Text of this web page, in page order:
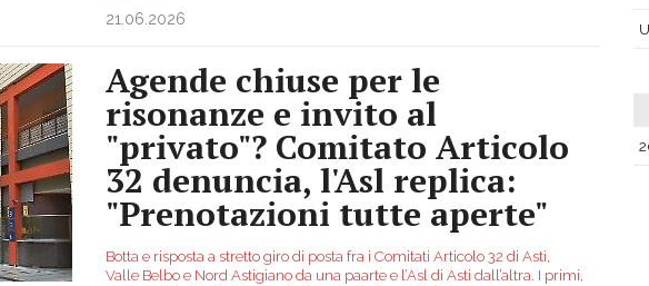
21.06.2026
Agende chiuse per le
risonanze e invito al
"privato"? Comitato Articolo
32 denuncia, l'Asl replica:
"Prenotazioni tutte aperte"
Botta e risposta a stretto giro di posta fra i Comitati Articolo 32 di Asti,
Valle Belbo e Nord Astigiano da una paarte e l’Asl di Asti dall’altra. I primi,